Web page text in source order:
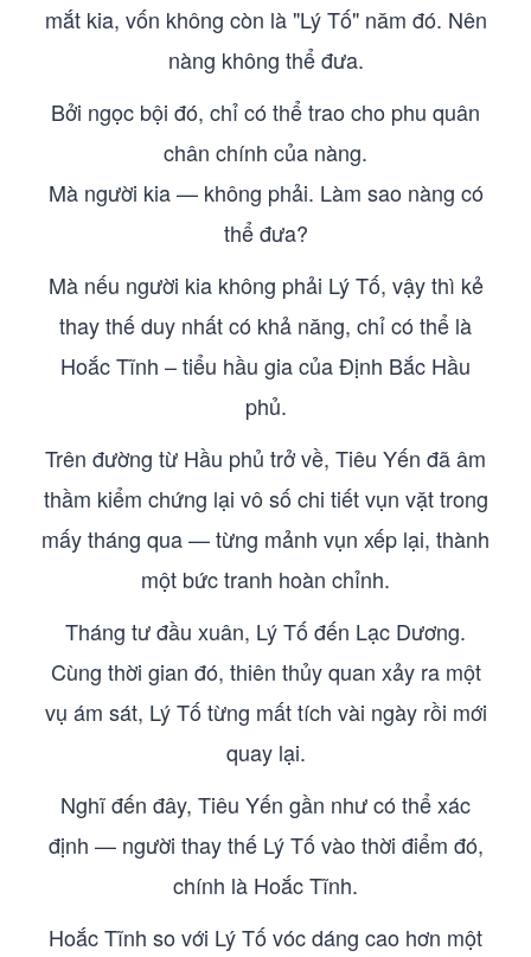
mắt kia, vốn không còn là "Lý Tố" năm đó. Nên
nàng không thể đưa.
Bởi ngọc bội đó, chỉ có thể trao cho phu quân
chân chính của nàng.
Mà người kia — không phải. Làm sao nàng có
thể đưa?
Mà nếu người kia không phải Lý Tố, vậy thì kẻ
thay thế duy nhất có khả năng, chỉ có thể là
Hoắc Tĩnh – tiểu hầu gia của Định Bắc Hầu
phủ.
Trên đường từ Hầu phủ trở về, Tiêu Yến đã âm
thầm kiểm chứng lại vô số chi tiết vụn vặt trong
mấy tháng qua — từng mảnh vụn xếp lại, thành
một bức tranh hoàn chỉnh.
Tháng tư đầu xuân, Lý Tố đến Lạc Dương.
Cùng thời gian đó, thiên thủy quan xảy ra một
vụ ám sát, Lý Tố từng mất tích vài ngày rồi mới
quay lại.
Nghĩ đến đây, Tiêu Yến gần như có thể xác
định — người thay thế Lý Tố vào thời điểm đó,
chính là Hoắc Tĩnh.
Hoắc Tĩnh so với Lý Tố vóc dáng cao hơn một